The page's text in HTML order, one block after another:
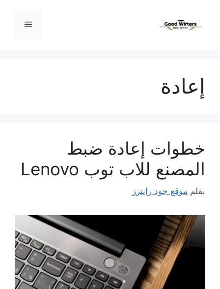
المحتوى
القائمة
إعادة
خطوات إعادة ضبط
المصنع للاب توب Lenovo
بقلم موقع جود رايترز